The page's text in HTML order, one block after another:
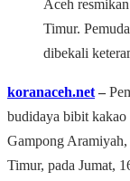
Aceh
Timur.
dibekali
koranaceh.net –
budidaya bibit kakao
Gampong
Timur, pada Jumat,